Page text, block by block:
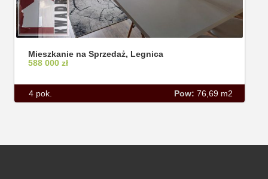
Mieszkanie na Sprzedaż, Legnica
588 000 zł
4 pok. Pow: 76,69 m2